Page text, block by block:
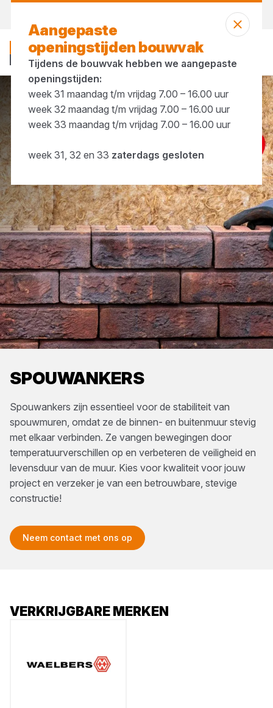
SPOUWANKERS
Spouwankers zijn essentieel voor de stabiliteit van
spouwmuren, omdat ze de binnen- en buitenmuur stevig
met elkaar verbinden. Ze vangen bewegingen door
temperatuurverschillen op en verbeteren de veiligheid en
levensduur van de muur. Kies voor kwaliteit voor jouw
project en verzeker je van een betrouwbare, stevige
constructie!
Neem contact met ons op
IJzerwaren Spouwankers
VERKRIJGBARE MERKEN
Aangepaste
openingstijden bouwvak
Tijdens de bouwvak hebben we aangepaste
openingstijden:
week 31 maandag t/m vrijdag 7.00 – 16.00 uur
week 32 maandag t/m vrijdag 7.00 – 16.00 uur
week 33 maandag t/m vrijdag 7.00 – 16.00 uur
week 31, 32 en 33 zaterdags gesloten